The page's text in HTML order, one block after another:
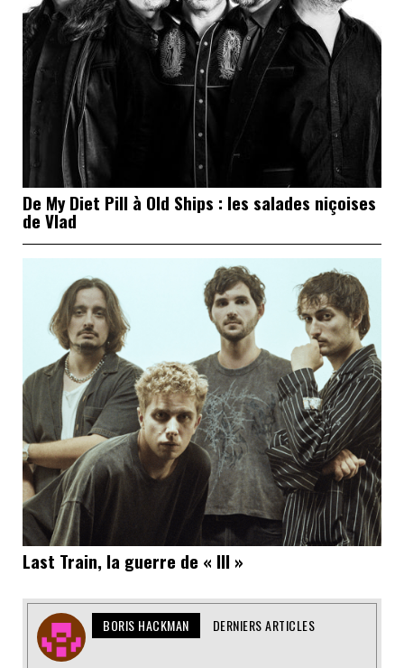
De My Diet Pill à Old Ships : les salades niçoises
de Vlad
Last Train, la guerre de « III »
BORIS HACKMAN DERNIERS ARTICLES